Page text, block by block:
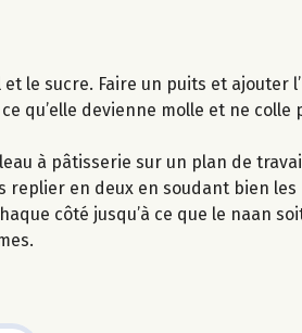
le sucre. Faire un puits et ajouter
qu’elle devienne molle et ne colle
à pâtisserie sur un plan de
replier en deux en soudant bien les
côté jusqu’à ce que le naan